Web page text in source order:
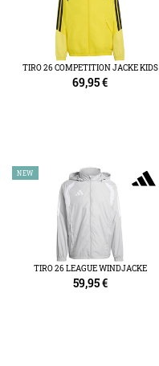
TIRO 26 COMPETITION JACKE KIDS
69,95€
NEW
TIRO 26 LEAGUE WINDJACKE
59,95€